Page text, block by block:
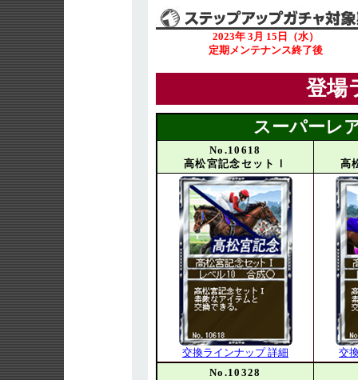
2023年 3月 15日（水）
定期メンテナンス終了後
登場
スーパーレ
No.10618
高松宮記念セットⅠ
高
交換ラインナップ 詳細
交
No.10328